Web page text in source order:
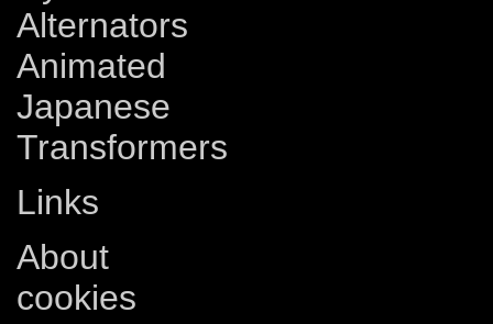
Alternators
Animated
Japanese
Transformers
Links
About
cookies